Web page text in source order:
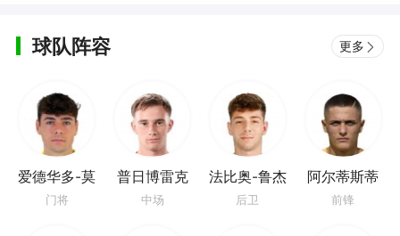
球队阵容 更多
爱德华多-莫
塔
门将
普日博雷克
中场
法比奥-鲁杰
里
后卫
阿尔蒂斯蒂
科
前锋